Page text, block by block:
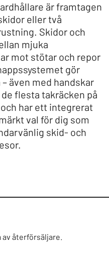
är framtagen
eller två
Skidor och
mjuka
mot stötar och repor
gör
även med handskar
flesta takräcken på
har ett integrerat
val för dig som
skid- och
av återförsäljare.